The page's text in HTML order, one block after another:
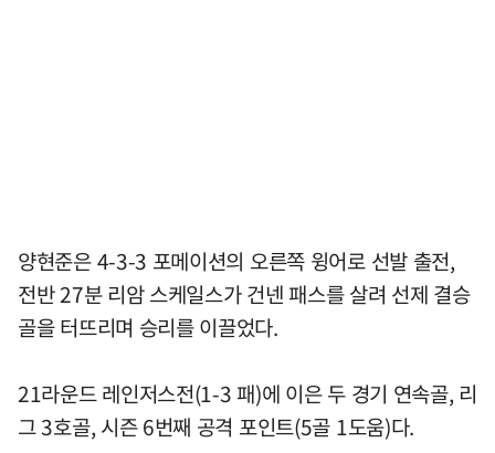
양현준은 4-3-3 포메이션의 오른쪽 윙어로 선발 출전,
전반 27분 리암 스케일스가 건넨 패스를 살려 선제 결승
골을 터뜨리며 승리를 이끌었다.
21라운드 레인저스전(1-3 패)에 이은 두 경기 연속골, 리
그 3호골, 시즌 6번째 공격 포인트(5골 1도움)다.